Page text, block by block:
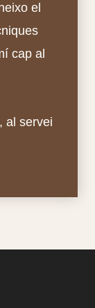
el
cap al
al servei